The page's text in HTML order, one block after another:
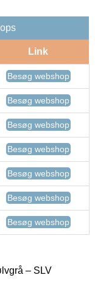
Link
Besøg webshop
Besøg webshop
Besøg webshop
Besøg webshop
Besøg webshop
Besøg webshop
Besøg webshop
– SLV